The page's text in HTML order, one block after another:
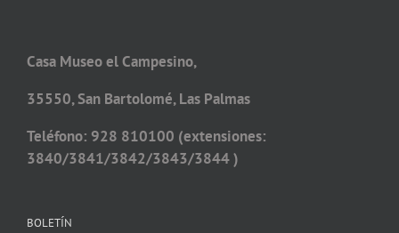
Casa Museo el Campesino,
35550, San Bartolomé, Las Palmas
Teléfono: 928 810100 (extensiones:
3840/3841/3842/3843/3844 )
BOLETÍN